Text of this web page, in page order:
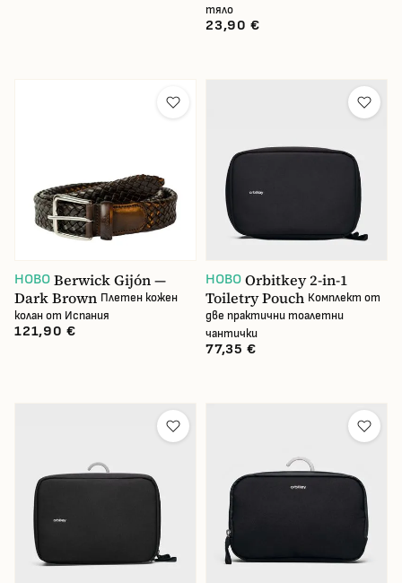
тяло
23,90 €
НОВО Berwick Gijón —
Dark Brown Плетен кожен
колан от Испания
121,90 €
НОВО Orbitkey 2-in-1
Toiletry Pouch Комплект от
две практични тоалетни
чантички
77,35 €